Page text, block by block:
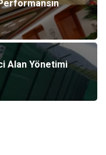
Alan Yönetimi